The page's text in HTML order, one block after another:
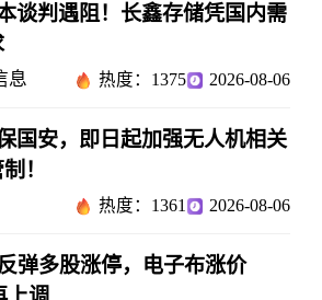
谈判遇阻！长鑫存储凭国内需
息 热度：1375 2026-08-06
国安，即日起加强无人机相关
！
热度：1361 2026-08-06
弹多股涨停，电子布涨价